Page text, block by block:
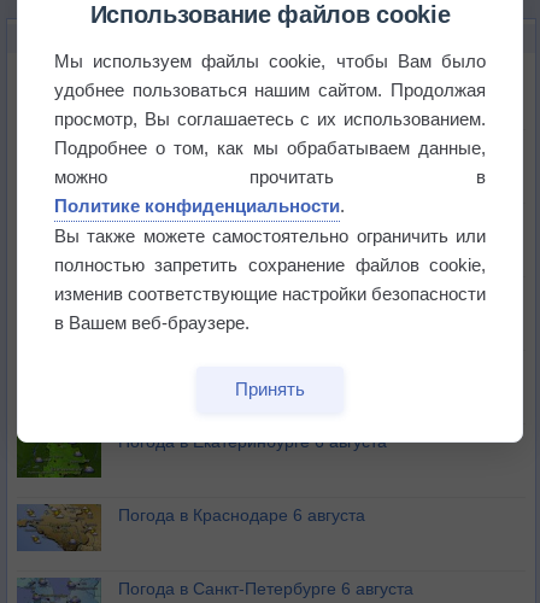
Космическая погода влияет на транспорт
Приложение построит маршрут через тень
Атмосфера начала замерзать
В Приморье обнаружены морские волны тепла
Погода в Екатеринбурге 6 августа
Погода в Краснодаре 6 августа
Погода в Санкт-Петербурге 6 августа
Использование файлов cookie
Мы используем файлы cookie, чтобы Вам было
удобнее пользоваться нашим сайтом. Продолжая
просмотр, Вы соглашаетесь с их использованием.
Подробнее о том, как мы обрабатываем данные,
можно прочитать в
Политике конфиденциальности.
Вы также можете самостоятельно ограничить или
полностью запретить сохранение файлов cookie,
изменив соответствующие настройки безопасности
в Вашем веб-браузере.
Принять